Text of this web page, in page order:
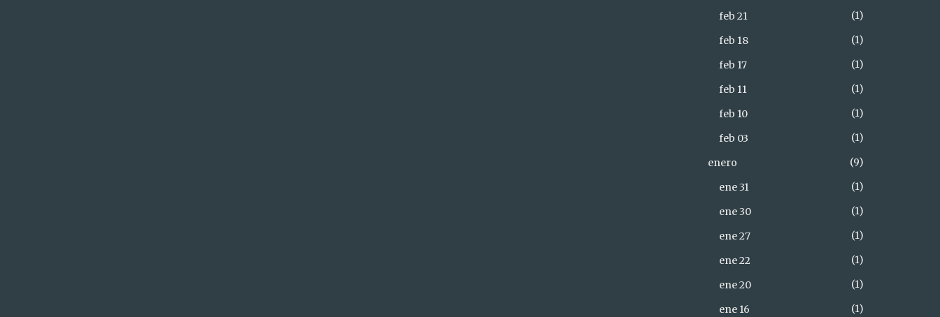
feb 21
1
feb 18
1
feb 17
1
feb 11
1
feb 10
1
feb 03
1
enero
9
ene 31
1
ene 30
1
ene 27
1
ene 22
1
ene 20
1
ene 16
1